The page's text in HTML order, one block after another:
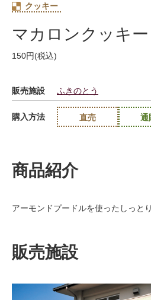
クッキー
マカロンクッキー
150円(税込)
販売施設 ふきのとう
購入方法 直売 通
商品紹介
アーモンドプードルを使ったしっと
販売施設